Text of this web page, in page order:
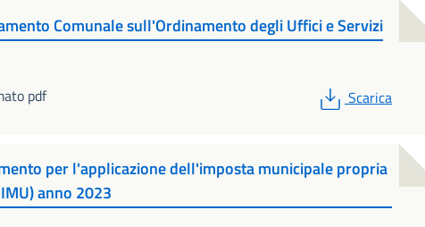
Comunale sull'Ordinamento degli Uffici e Servizi
pdf
PDF
Scarica
per l'applicazione dell'imposta municipale propria
anno 2023